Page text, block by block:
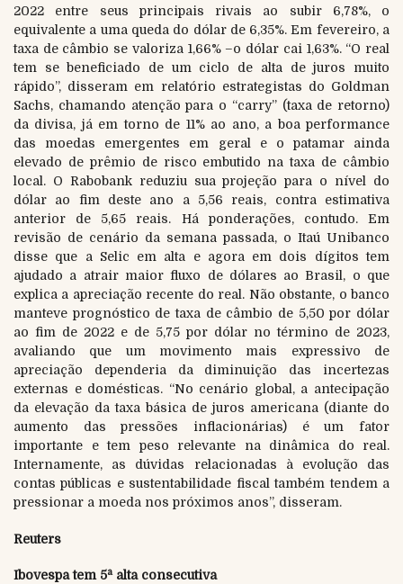
2022 entre seus principais rivais ao subir 6,78%, o
equivalente a uma queda do dólar de 6,35%. Em fevereiro, a
taxa de câmbio se valoriza 1,66% –o dólar cai 1,63%. “O real
tem se beneficiado de um ciclo de alta de juros muito
rápido”, disseram em relatório estrategistas do Goldman
Sachs, chamando atenção para o “carry” (taxa de retorno)
da divisa, já em torno de 11% ao ano, a boa performance
das moedas emergentes em geral e o patamar ainda
elevado de prêmio de risco embutido na taxa de câmbio
local. O Rabobank reduziu sua projeção para o nível do
dólar ao fim deste ano a 5,56 reais, contra estimativa
anterior de 5,65 reais. Há ponderações, contudo. Em
revisão de cenário da semana passada, o Itaú Unibanco
disse que a Selic em alta e agora em dois dígitos tem
ajudado a atrair maior fluxo de dólares ao Brasil, o que
explica a apreciação recente do real. Não obstante, o banco
manteve prognóstico de taxa de câmbio de 5,50 por dólar
ao fim de 2022 e de 5,75 por dólar no término de 2023,
avaliando que um movimento mais expressivo de
apreciação dependeria da diminuição das incertezas
externas e domésticas. “No cenário global, a antecipação
da elevação da taxa básica de juros americana (diante do
aumento das pressões inflacionárias) é um fator
importante e tem peso relevante na dinâmica do real.
Internamente, as dúvidas relacionadas à evolução das
contas públicas e sustentabilidade fiscal também tendem a
pressionar a moeda nos próximos anos”, disseram.
Reuters
Ibovespa tem 5aalta consecutiva